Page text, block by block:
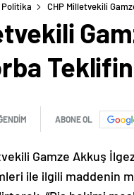
Politika CHP Milletvekili
ABONE OL
Gamze Akkuş
ile ilgili maddenin